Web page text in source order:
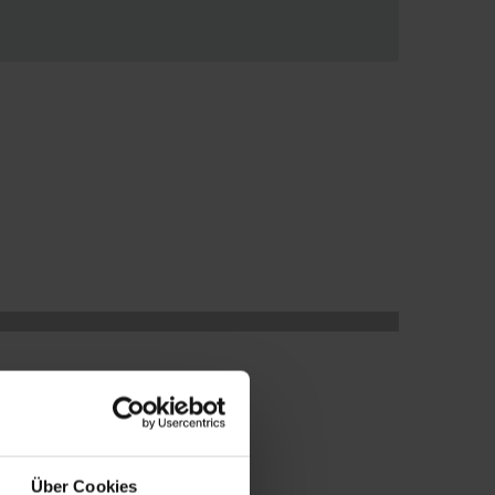
Über Cookies